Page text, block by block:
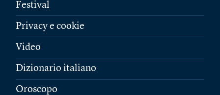
Festival
Privacy e cookie
Video
Dizionario italiano
Oroscopo